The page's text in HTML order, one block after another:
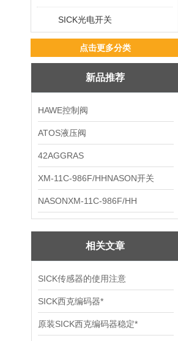
SICK光电开关
点击更多分类
新品推荐
HAWE控制阀
ATOS液压阀
42AGGRAS
XM-11C-986F/HHNASON开关
NASONXM-11C-986F/HH
相关文章
SICK传感器的使用注意
SICK西克编码器*
原装SICK西克编码器稳定*